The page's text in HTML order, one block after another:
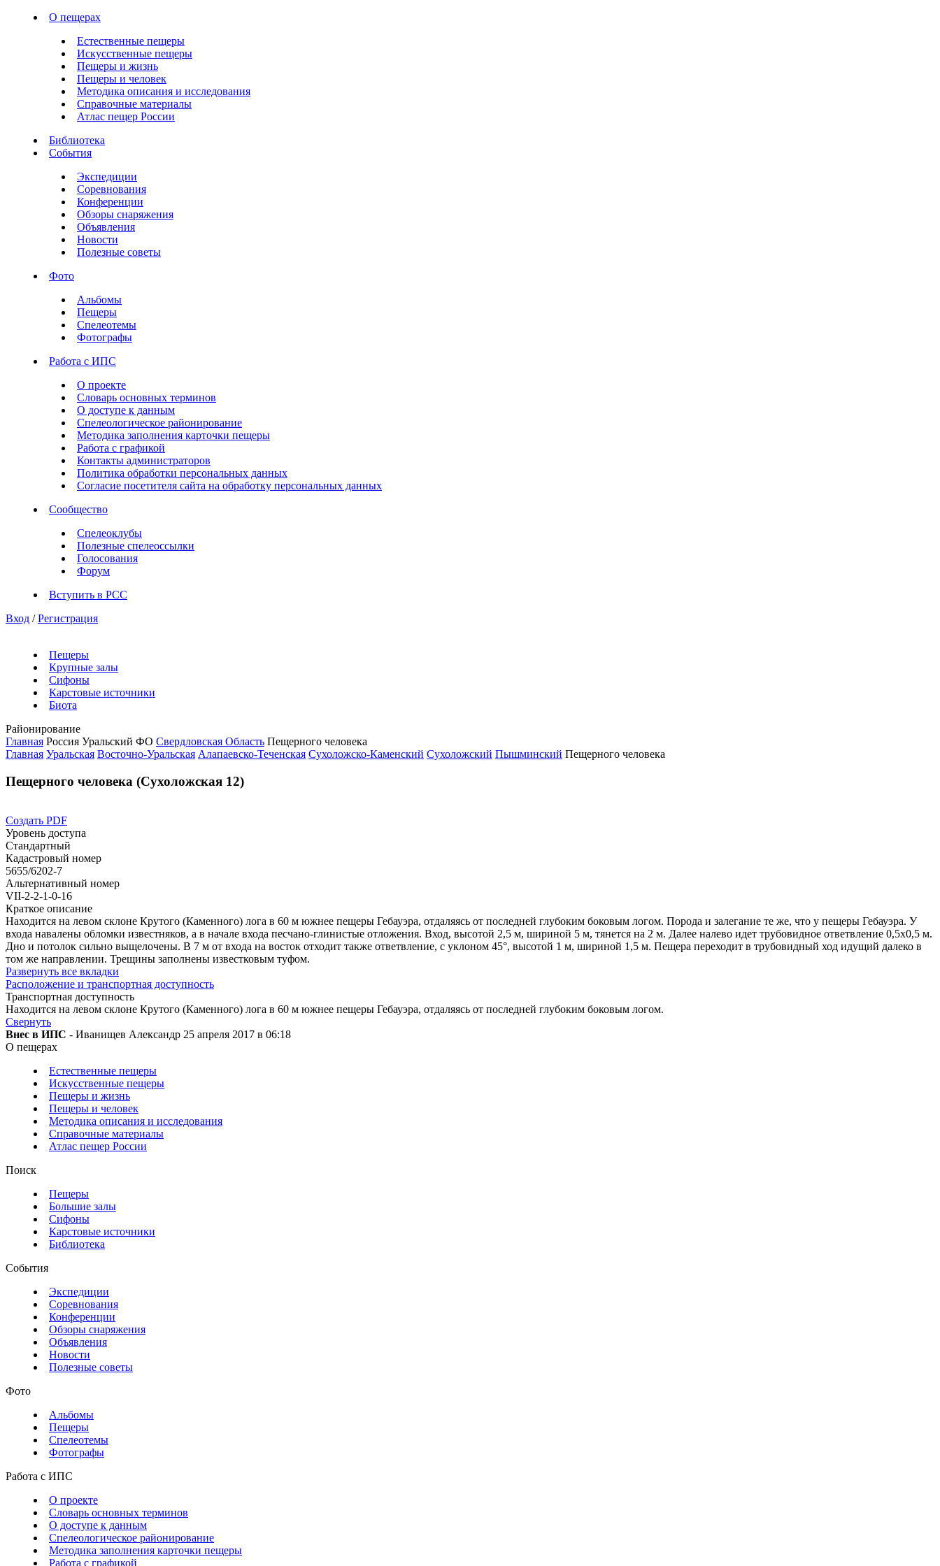
О пещерах
Естественные пещеры
Искусственные пещеры
Пещеры и жизнь
Пещеры и человек
Методика описания и исследования
Справочные материалы
Атлас пещер России
Библиотека
События
Экспедиции
Соревнования
Конференции
Обзоры снаряжения
Объявления
Новости
Полезные советы
Фото
Альбомы
Пещеры
Спелеотемы
Фотографы
Работа с ИПС
О проекте
Словарь основных терминов
О доступе к данным
Спелеологическое районирование
Методика заполнения карточки пещеры
Работа с графикой
Контакты администраторов
Политика обработки персональных данных
Согласие посетителя сайта на обработку персональных данных
Сообщество
Спелеоклубы
Полезные спелеоссылки
Голосования
Форум
Вступить в РСС
Вход / Регистрация
Пещеры
Крупные залы
Сифоны
Карстовые источники
Биота
Районирование
Главная Россия Уральский ФО Свердловская Область Пещерного человека
Главная Уральская Восточно-Уральская Алапаевско-Теченская Сухоложско-Каменский Сухоложский Пышминский Пещерного человека
Пещерного человека (Сухоложская 12)
Создать PDF
Уровень доступа
Стандартный
Кадастровый номер
5655/6202-7
Альтернативный номер
VII-2-2-1-0-16
Краткое описание
Находится на левом склоне Крутого (Каменного) лога в 60 м южнее пещеры Гебауэра, отдаляясь от последней глубоким боковым логом. Порода и залегание те же, что у пещеры Гебауэра. У
входа навалены обломки известняков, а в начале входа песчано-глинистые отложения. Вход, высотой 2,5 м, шириной 5 м, тянется на 2 м. Далее налево идет трубовидное ответвление 0,5х0,5 м.
Дно и потолок сильно выщелочены. В 7 м от входа на восток отходит также ответвление, с уклоном 45°, высотой 1 м, шириной 1,5 м. Пещера переходит в трубовидный ход идущий далеко в
том же направлении. Трещины заполнены известковым туфом.
Развернуть все вкладки
Расположение и транспортная доступность
Транспортная доступность
Находится на левом склоне Крутого (Каменного) лога в 60 м южнее пещеры Гебауэра, отдаляясь от последней глубоким боковым логом.
Свернуть
Внес в ИПС - Иванищев Александр 25 апреля 2017 в 06:18
О пещерах
Естественные пещеры
Искусственные пещеры
Пещеры и жизнь
Пещеры и человек
Методика описания и исследования
Справочные материалы
Атлас пещер России
Поиск
Пещеры
Большие залы
Сифоны
Карстовые источники
Библиотека
События
Экспедиции
Соревнования
Конференции
Обзоры снаряжения
Объявления
Новости
Полезные советы
Фото
Альбомы
Пещеры
Спелеотемы
Фотографы
Работа с ИПС
О проекте
Словарь основных терминов
О доступе к данным
Спелеологическое районирование
Методика заполнения карточки пещеры
Работа с графикой